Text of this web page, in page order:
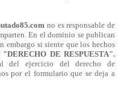
no es responsable de
En el dominio se publican
embargo si siente que los hechos
"DERECHO DE RESPUESTA".
ejercicio del derecho de
por el formulario que se deja a